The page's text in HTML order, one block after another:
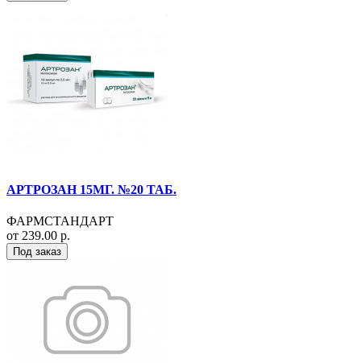
АРТРОЗАН 15МГ. №20 ТАБ.
ФАРМСТАНДАРТ
от 239.00 р.
Под заказ